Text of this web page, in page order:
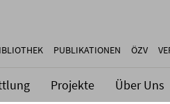
PUBLIKATIONEN ÖZV
Projekte Über Uns